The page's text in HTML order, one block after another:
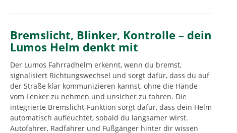
Bremslicht, Blinker, Kontrolle – dein
Lumos Helm denkt mit
Der Lumos Fahrradhelm erkennt, wenn du bremst,
signalisiert Richtungswechsel und sorgt dafür, dass du auf
der Straße klar kommunizieren kannst, ohne die Hände
vom Lenker zu nehmen und unsicher zu fahren. Die
integrierte Bremslicht-Funktion sorgt dafür, dass dein Helm
automatisch aufleuchtet, sobald du langsamer wirst.
Autofahrer, Radfahrer und Fußgänger hinter dir wissen